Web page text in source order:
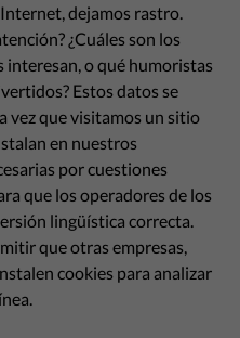
dejamos rastro.
¿Cuáles son los
interesan, o qué humoristas
Estos datos se
vez que visitamos un sitio
en nuestros
por cuestiones
que los operadores de los
lingüística correcta.
que otras empresas,
cookies para analizar